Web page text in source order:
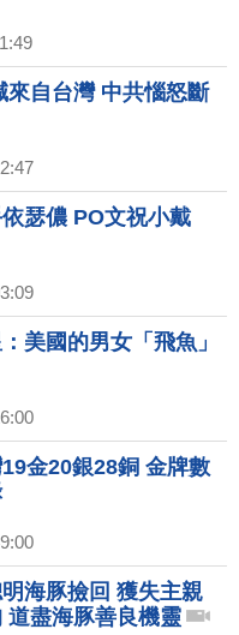
來自台灣 中共惱怒斷
瑟儂 PO文祝小戴
美國的男女「飛魚」
金20銀28銅 金牌數
海豚撿回 獲失主親
道盡海豚善良機靈